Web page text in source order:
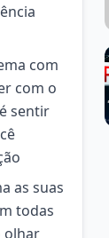
com
com o
sentir
as suas
todas
olhar